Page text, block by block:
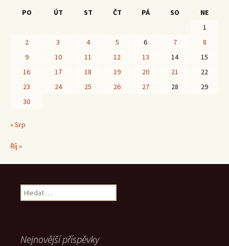
PO
ÚT ST ČT PÁ SO
NE
1
2
3 4 5 6 7
8
9
10 11 12 13 14
15
16
17 18 19 20 21
22
23
24 25 26 27 28
29
30
« Srp
Říj »
Vyhledávání
Nejnovější příspěvky